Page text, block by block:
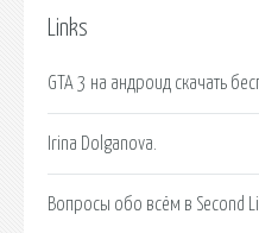
Links
GTA 3 на андроид скачать
Irina Dolganova.
Вопросы обо всём в Second